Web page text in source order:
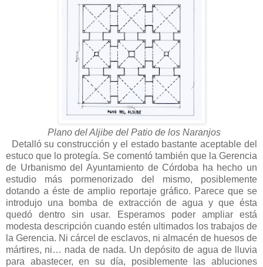
Plano del Aljibe del Patio de los Naranjos
Detalló su construcción y el estado bastante aceptable del
estuco que lo protegía. Se comentó también que la Gerencia
de Urbanismo del Ayuntamiento de Córdoba ha hecho un
estudio más pormenorizado del mismo, posiblemente
dotando a éste de amplio reportaje gráfico. Parece que se
introdujo una bomba de extracción de agua y que ésta
quedó dentro sin usar. Esperamos poder ampliar está
modesta descripción cuando estén ultimados los trabajos de
la Gerencia. Ni cárcel de esclavos, ni almacén de huesos de
mártires, ni… nada de nada. Un depósito de agua de lluvia
para abastecer, en su día, posiblemente las abluciones